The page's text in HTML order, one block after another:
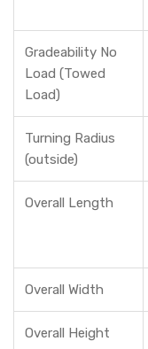
Gradeability No
Load (Towed
Load)
Turning Radius
(outside)
Overall Length
Overall Width
Overall Height